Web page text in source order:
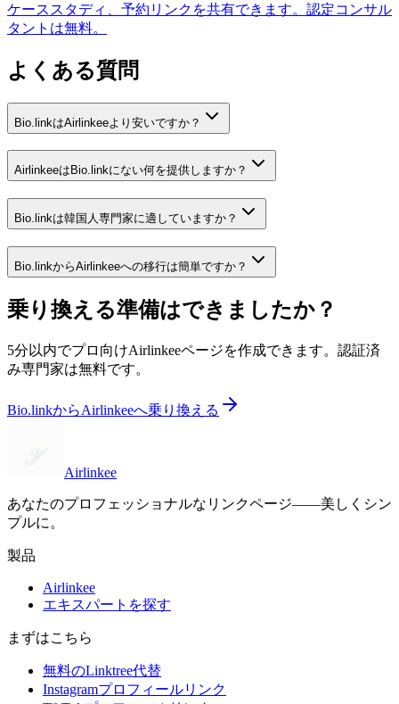
ケーススタディ、予約リンクを共有できます。認定コンサル
タントは無料。
よくある質問
Bio.linkはAirlinkeeより安いですか？
AirlinkeeはBio.linkにない何を提供しますか？
Bio.linkは韓国人専門家に適していますか？
Bio.linkからAirlinkeeへの移行は簡単ですか？
乗り換える準備はできましたか？
5分以内でプロ向けAirlinkeeページを作成できます。認証済
み専門家は無料です。
Bio.linkからAirlinkeeへ乗り換える
Airlinkee
あなたのプロフェッショナルなリンクページ——美しくシン
プルに。
製品
Airlinkee
エキスパートを探す
まずはこちら
無料のLinktree代替
Instagramプロフィールリンク